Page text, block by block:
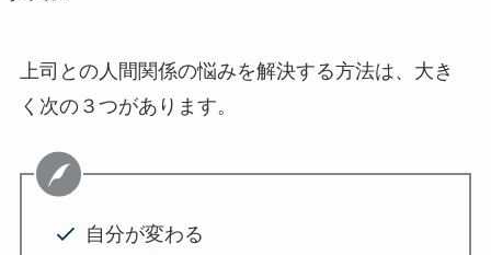
上司との人間関係の悩みを解決する方法は、大き
く次の３つがあります。
自分が変わる